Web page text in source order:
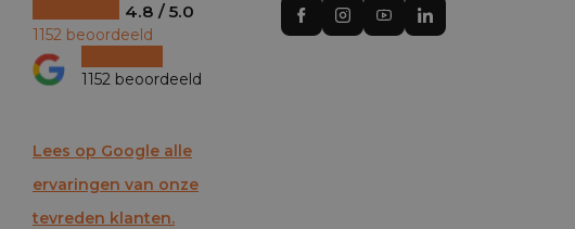
4.8 / 5.0
1152 beoordeeld
1152 beoordeeld
Lees op Google alle
ervaringen van onze
tevreden klanten.